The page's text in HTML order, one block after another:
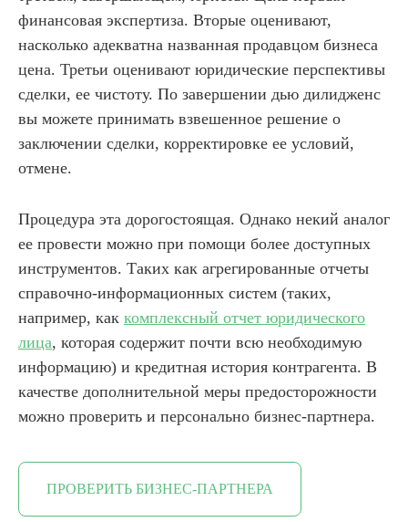
финансовая экспертиза. Вторые оценивают,
насколько адекватна названная продавцом бизнеса
цена. Третьи оценивают юридические перспективы
сделки, ее чистоту. По завершении дью дилидженс
вы можете принимать взвешенное решение о
заключении сделки, корректировке ее условий,
отмене.
Процедура эта дорогостоящая. Однако некий аналог
ее провести можно при помощи более доступных
инструментов. Таких как агрегированные отчеты
справочно-информационных систем (таких,
например, как комплексный отчет юридического
лица, которая содержит почти всю необходимую
информацию) и кредитная история контрагента. В
качестве дополнительной меры предосторожности
можно проверить и персонально бизнес-партнера.
ПРОВЕРИТЬ БИЗНЕС-ПАРТНЕРА